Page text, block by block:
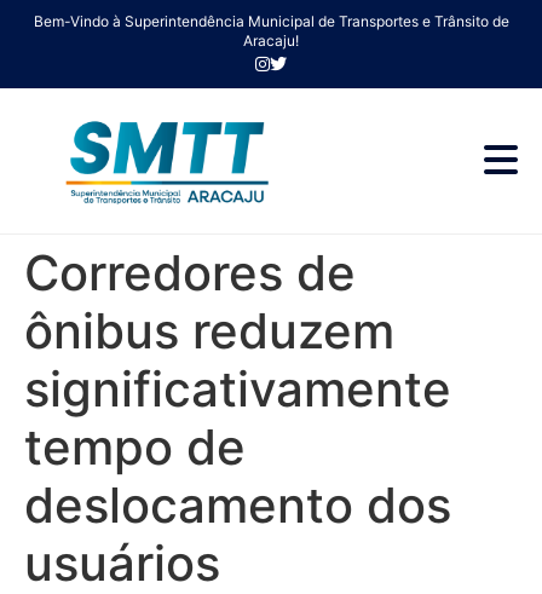
Bem-Vindo à Superintendência Municipal de Transportes e Trânsito de
Aracaju!
Corredores de
ônibus reduzem
significativamente
tempo de
deslocamento dos
usuários